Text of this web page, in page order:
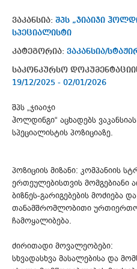
ვაკანსია: შპს „ჯიაიჯი
სპეციალისტი
კატეგორია: ვაკანსია/
საკონკურსო
19/12/2025 - 02/01/2026
შპს „ჯიაიჯი
ჰოლდინგი“ აცხადებს
სპეციალისტის პოზიციაზე.
პოზიციის მიზანი: კომპანიის
ერთეულებისთვის მომგებიანი
ბიზნეს-გარიგებების მოძიება
თანამშრომლობითი
ჩამოყალიბება.
ძირითადი მოვალეობები:
სხვადასხვა მასალებისა და